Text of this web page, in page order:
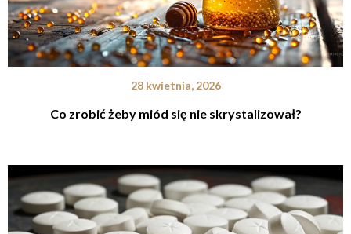
28 kwietnia, 2026
Co zrobić żeby miód się nie skrystalizował?